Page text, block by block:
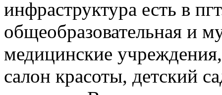
инфраструктура есть в
общеобразовательная и
медицинские
салон красоты, детский